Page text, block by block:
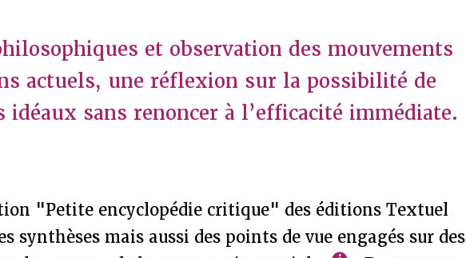
et observation des mouvements
actuels, une réflexion sur la possibilité de
idéaux sans renoncer à l’efficacité immédiate.
"Petite encyclopédie critique" des éditions Textuel
synthèses mais aussi des points de vue engagés sur des